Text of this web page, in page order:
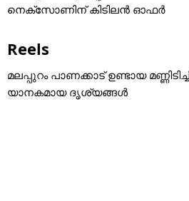
നെക്സോണിന് കിടിലൻ ഓഫർ
Reels
മലപ്പുറം പാണക്കാട് ഉണ്ടായ
യാനകമായ ദൃശ്യങ്ങൾ